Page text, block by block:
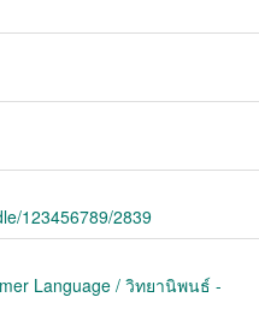
123456789/2839
Language / วิทยานิพนธ์ -